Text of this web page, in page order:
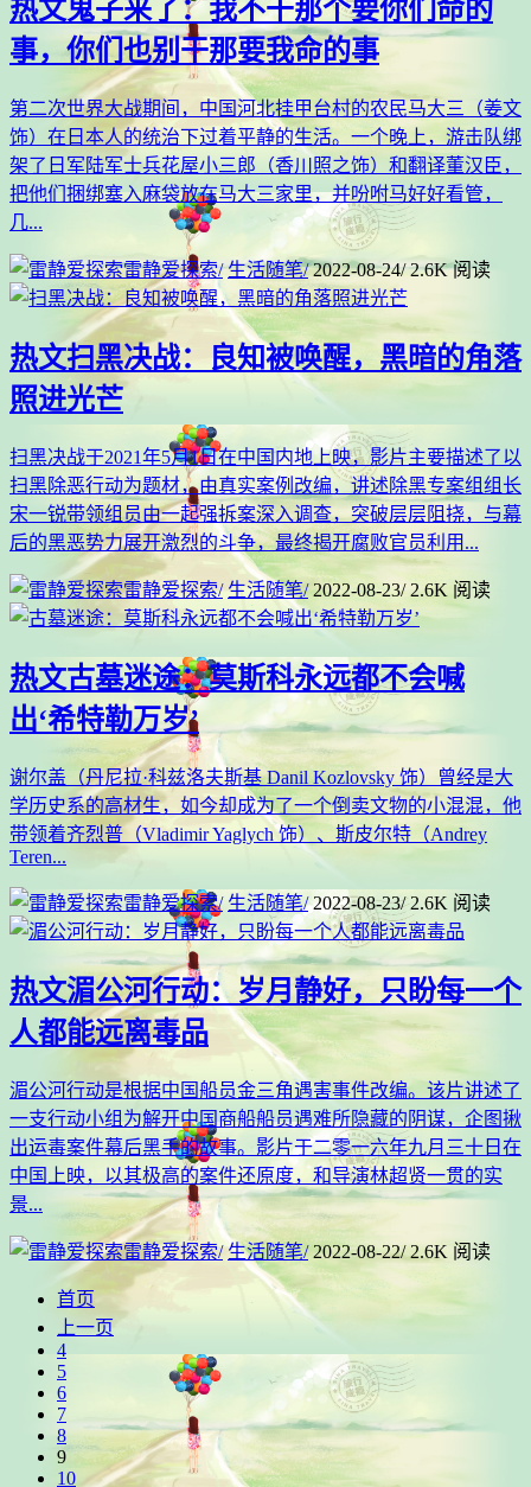
热文鬼子来了：我不干那个要你们命的
事，你们也别干那要我命的事
第二次世界大战期间，中国河北挂甲台村的农民马大三（姜文
饰）在日本人的统治下过着平静的生活。一个晚上，游击队绑
架了日军陆军士兵花屋小三郎（香川照之饰）和翻译董汉臣，
把他们捆绑塞入麻袋放在马大三家里，并吩咐马好好看管，
几...
雷静爱探索/ 生活随笔/ 2022-08-24/ 2.6K 阅读
热文扫黑决战：良知被唤醒，黑暗的角落
照进光芒
扫黑决战于2021年5月1日在中国内地上映，影片主要描述了以
扫黑除恶行动为题材，由真实案例改编，讲述除黑专案组组长
宋一锐带领组员由一起强拆案深入调查，突破层层阻挠，与幕
后的黑恶势力展开激烈的斗争，最终揭开腐败官员利用...
雷静爱探索/ 生活随笔/ 2022-08-23/ 2.6K 阅读
热文古墓迷途：莫斯科永远都不会喊
出‘希特勒万岁’
谢尔盖（丹尼拉·科兹洛夫斯基 Danil Kozlovsky 饰）曾经是大
学历史系的高材生，如今却成为了一个倒卖文物的小混混，他
带领着齐烈普（Vladimir Yaglych 饰）、斯皮尔特（Andrey
Teren...
雷静爱探索/ 生活随笔/ 2022-08-23/ 2.6K 阅读
热文湄公河行动：岁月静好，只盼每一个
人都能远离毒品
湄公河行动是根据中国船员金三角遇害事件改编。该片讲述了
一支行动小组为解开中国商船船员遇难所隐藏的阴谋，企图揪
出运毒案件幕后黑手的故事。影片于二零一六年九月三十日在
中国上映，以其极高的案件还原度，和导演林超贤一贯的实
景...
雷静爱探索/ 生活随笔/ 2022-08-22/ 2.6K 阅读
首页
上一页
4
5
6
7
8
9
10